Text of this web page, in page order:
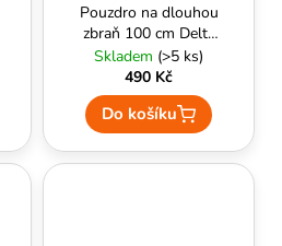
Pouzdro na dlouhou
zbraň 100 cm Delta
Armory Coyote
Skladem (>5 ks)
490 Kč
Do košíku